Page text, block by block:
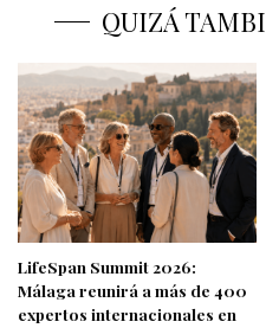
QUIZÁ
LifeSpan Summit 2026:
Málaga reunirá a más de 400
expertos internacionales en